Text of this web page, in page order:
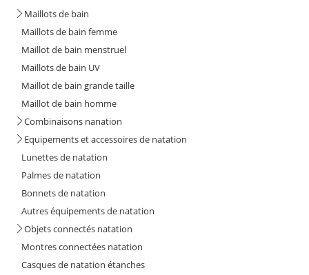
Maillots de bain
Maillots de bain femme
Maillot de bain menstruel
Maillots de bain UV
Maillot de bain grande taille
Maillot de bain homme
Combinaisons nanation
Equipements et accessoires de natation
Lunettes de natation
Palmes de natation
Bonnets de natation
Autres équipements de natation
Objets connectés natation
Montres connectées natation
Casques de natation étanches